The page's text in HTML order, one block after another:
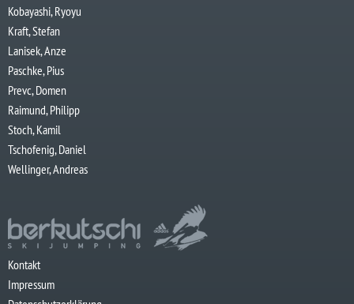
Kobayashi, Ryoyu
Kraft, Stefan
Lanisek, Anze
Paschke, Pius
Prevc, Domen
Raimund, Philipp
Stoch, Kamil
Tschofenig, Daniel
Wellinger, Andreas
Kontakt
Impressum